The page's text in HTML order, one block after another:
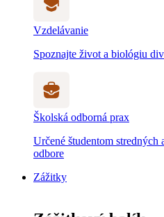
Vzdelávanie
Spoznajte život a biológiu
Školská odborná prax
Určené študentom
odbore
Zážitky